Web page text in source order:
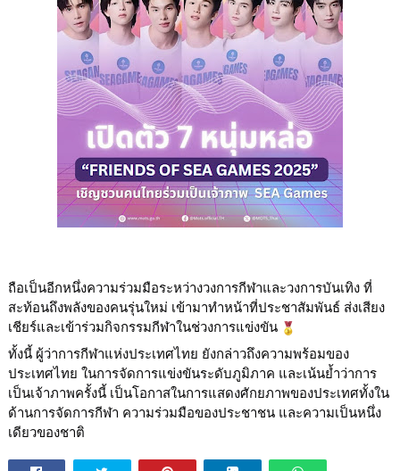
ถือเป็นอีกหนึ่งความร่วมมือระหว่างวงการกีฬาและวงการบันเทิง ที่
สะท้อนถึงพลังของคนรุ่นใหม่ เข้ามาทำหน้าที่ประชาสัมพันธ์ ส่งเสียง
เชียร์และเข้าร่วมกิจกรรมกีฬาในช่วงการแข่งขัน
ทั้งนี้ ผู้ว่าการกีฬาแห่งประเทศไทย ยังกล่าวถึงความพร้อมของ
ประเทศไทย ในการจัดการแข่งขันระดับภูมิภาค และเน้นย้ำว่าการ
เป็นเจ้าภาพครั้งนี้ เป็นโอกาสในการแสดงศักยภาพของประเทศทั้งใน
ด้านการจัดการกีฬา ความร่วมมือของประชาชน และความเป็นหนึ่ง
เดียวของชาติ